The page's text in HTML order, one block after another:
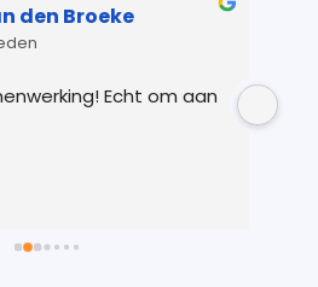
den Broeke
Echt om aan